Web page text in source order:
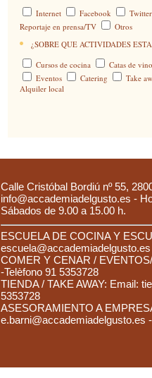
Internet
Facebook
Reportaje en prensa/TV
Otros
¿SOBRE QUE ACTIVIDADES
Cursos de cocina
Catas de
Eventos
Catering
Take
Alquiler local
Calle Cristóbal Bordiú nº 55,
info@accademiadelgusto.es -
Sábados de 9.00 a 15.00 h.
ESCUELA DE COCINA Y
es
COMER Y CENAR /
-Telèfono 91 5353728
TIENDA / TAKE AWAY: Email:
5353728
ASESORAMIENTO A
e.barni@accademiadelgusto.es